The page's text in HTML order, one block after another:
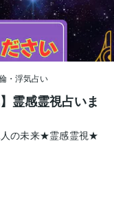
・浮気占い
霊感霊視占いま
の未来★霊感霊視★